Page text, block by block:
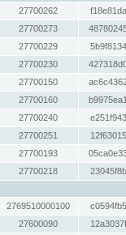
27700262
27700273
27700229
27700230
27700150
27700160
27700240
27700251
27700193
27700218
2769510000100
27600090